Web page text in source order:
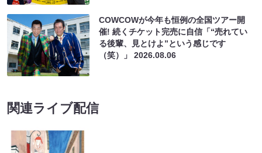
COWCOWが今年も恒例の全国ツアー開
催! 続くチケット完売に自信「“売れてい
る後輩、見とけよ”という感じです
（笑）」2026.08.06
関連ライブ配信